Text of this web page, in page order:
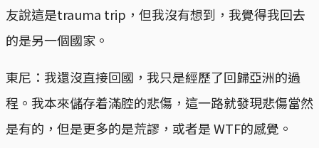
友說這是trauma trip，但我沒有想到，我覺得我回去
的是另一個國家。
東尼：我還沒直接回國，我只是經歷了回歸亞洲的過
程。我本來儲存着滿腔的悲傷，這一路就發現悲傷當然
是有的，但是更多的是荒謬，或者是 WTF的感覺。